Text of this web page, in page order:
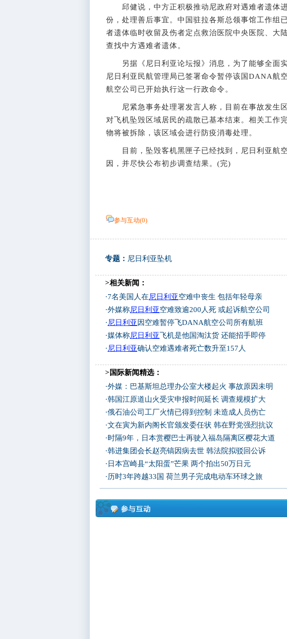
邱健说，中方正积极推动尼政府对遇难者遗体
份，处理善后事宜。中国驻拉各斯总领事馆工作组
者遗体临时收留及伤者定点救治医院中央医院、大
查找中方遇难者遗体。
另据《尼日利亚论坛报》消息，为了能够全面实
尼日利亚民航管理局已签署命令暂停该国DANA航
航空公司已开始执行这一行政命令。
尼紧急事务处理署发言人称，目前在事故发生区
对飞机坠毁区域居民的疏散已基本结束。相关工作
物将被拆除，该区域会进行防疫消毒处理。
目前，坠毁客机黑匣子已经找到，尼日利亚航
因，并尽快公布初步调查结果。(完)
参与互动(0)
专题： 尼日利亚坠机
>相关新闻：
·7名美国人在尼日利亚空难中丧生 包括年轻母亲
·外媒称尼日利亚空难致逾200人死 或起诉航空公司
·尼日利亚 因空难暂停飞DANA航空公司所有航班
·媒体称尼日利亚飞机是他国淘汰货 还能招手即停
·尼日利亚确认空难遇难者死亡数升至157人
>国际新闻精选：
·外媒：巴基斯坦总理办公室大楼起火 事故原因未明
·韩国江原道山火受灾申报时间延长 调查规模扩大
·俄石油公司工厂火情已得到控制 未造成人员伤亡
·文在寅为新内阁长官颁发委任状 韩在野党强烈抗议
·时隔9年，日本赏樱巴士再驶入福岛隔离区樱花大道
·韩进集团会长赵亮镐因病去世 韩法院拟驳回公诉
· 日本宫崎县“太阳蛋”芒果 两个拍出50万日元
·历时3年跨越33国 荷兰男子完成电动车环球之旅